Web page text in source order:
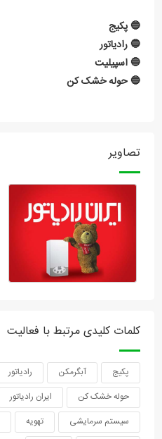
🔵 پکیج
🔵 رادیاتور
🔵 اسپیلیت
🔵 حوله خشک کن
تصاویر
کلمات کلیدی مرتبط با فعالیت
پکیج آبگرمکن رادیاتور
حوله خشک کن
ایران رادیاتور
سیستم سرمایشی
تهویه